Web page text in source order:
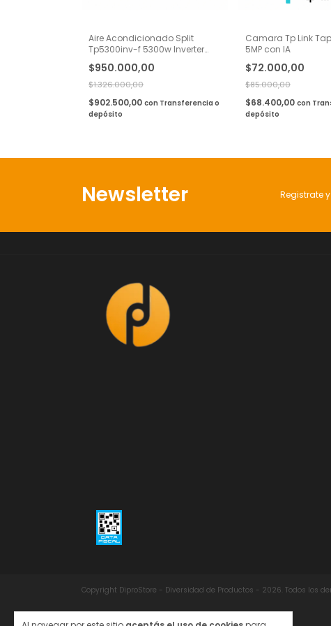
Aire Acondicionado Split
Tp5300inv-f 5300w Inverter
$950.000,00
$1.326.000,00
$902.500,00 con Transferencia o
depósito
Camara Tp Link
5MP con IA
$72.000,00
$85.000,00
$68.400,00 con
depósito
Newsletter Registrate
Copyright DiproStore - Diversidad de Productos - 2026. Todos los